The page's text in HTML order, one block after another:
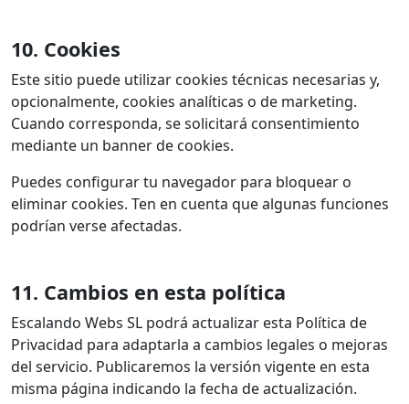
10. Cookies
Este sitio puede utilizar cookies técnicas necesarias y,
opcionalmente, cookies analíticas o de marketing.
Cuando corresponda, se solicitará consentimiento
mediante un banner de cookies.
Puedes configurar tu navegador para bloquear o
eliminar cookies. Ten en cuenta que algunas funciones
podrían verse afectadas.
11. Cambios en esta política
Escalando Webs SL podrá actualizar esta Política de
Privacidad para adaptarla a cambios legales o mejoras
del servicio. Publicaremos la versión vigente en esta
misma página indicando la fecha de actualización.